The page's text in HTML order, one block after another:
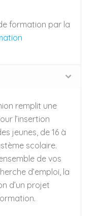
formation par la
remplit une
l’insertion
jeunes, de 16 à
scolaire.
de vos
d’emploi, la
d’un projet